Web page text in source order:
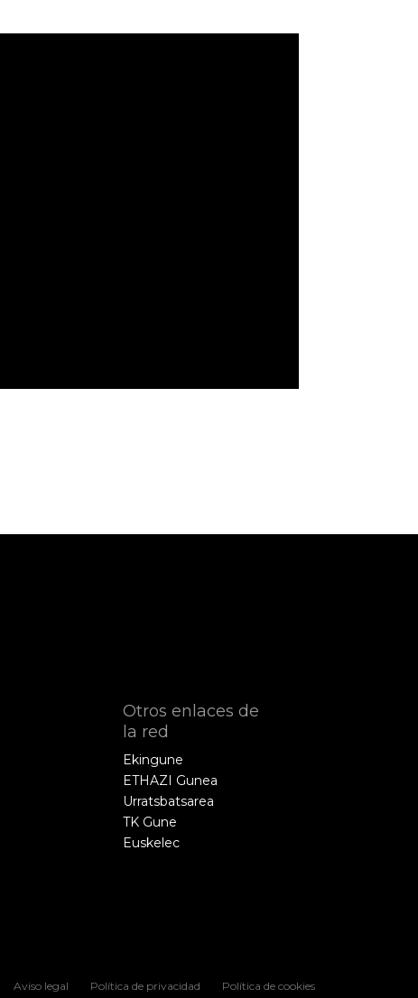
Otros enlaces de
la red
Ekingune
ETHAZI Gunea
Urratsbatsarea
TK Gune
Euskelec
Aviso legal Política de privacidad Política de cookies